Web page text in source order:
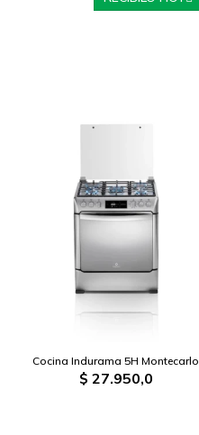
Cocina Indurama 5H Montecarlo
$ 27.950,0